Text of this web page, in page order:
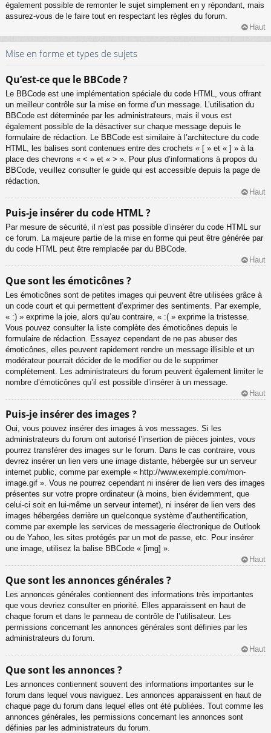
également possible de remonter le sujet simplement en y répondant, mais
assurez-vous de le faire tout en respectant les règles du forum.
Haut
Mise en forme et types de sujets
Qu’est-ce que le BBCode ?
Le BBCode est une implémentation spéciale du code HTML, vous offrant
un meilleur contrôle sur la mise en forme d’un message. L’utilisation du
BBCode est déterminée par les administrateurs, mais il vous est
également possible de la désactiver sur chaque message depuis le
formulaire de rédaction. Le BBCode est similaire à l’architecture du code
HTML, les balises sont contenues entre des crochets « [ » et « ] » à la
place des chevrons « < » et « > ». Pour plus d’informations à propos du
BBCode, veuillez consulter le guide qui est accessible depuis la page de
rédaction.
Haut
Puis-je insérer du code HTML ?
Par mesure de sécurité, il n’est pas possible d’insérer du code HTML sur
ce forum. La majeure partie de la mise en forme qui peut être générée par
du code HTML peut être remplacée par du BBCode.
Haut
Que sont les émoticônes ?
Les émoticônes sont de petites images qui peuvent être utilisées grâce à
un code court et qui permettent d’exprimer des sentiments. Par exemple,
« :) » exprime la joie, alors qu’au contraire, « :( » exprime la tristesse.
Vous pouvez consulter la liste complète des émoticônes depuis le
formulaire de rédaction. Essayez cependant de ne pas abuser des
émoticônes, elles peuvent rapidement rendre un message illisible et un
modérateur pourrait décider de le modifier ou de le supprimer
complètement. Les administrateurs du forum peuvent également limiter le
nombre d’émoticônes qu’il est possible d’insérer à un message.
Haut
Puis-je insérer des images ?
Oui, vous pouvez insérer des images à vos messages. Si les
administrateurs du forum ont autorisé l’insertion de pièces jointes, vous
pourrez transférer des images sur le forum. Dans le cas contraire, vous
devrez insérer un lien vers une image distante, hébergée sur un serveur
internet public, comme par exemple « http://www.exemple.com/mon-
image.gif ». Vous ne pourrez cependant ni insérer de lien vers des images
présentes sur votre propre ordinateur (à moins, bien évidemment, que
celui-ci soit en lui-même un serveur internet), ni insérer de lien vers des
images hébergées derrière un quelconque système d’authentification,
comme par exemple les services de messagerie électronique de Outlook
ou de Yahoo, les sites protégés par un mot de passe, etc. Pour insérer
une image, utilisez la balise BBCode « [img] ».
Haut
Que sont les annonces générales ?
Les annonces générales contiennent des informations très importantes
que vous devriez consulter en priorité. Elles apparaissent en haut de
chaque forum et dans le panneau de contrôle de l’utilisateur. Les
permissions concernant les annonces générales sont définies par les
administrateurs du forum.
Haut
Que sont les annonces ?
Les annonces contiennent souvent des informations importantes sur le
forum dans lequel vous naviguez. Les annonces apparaissent en haut de
chaque page du forum dans lequel elles ont été publiées. Tout comme les
annonces générales, les permissions concernant les annonces sont
définies par les administrateurs du forum.